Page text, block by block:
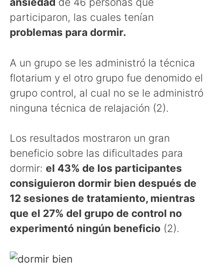
participaron, las cuales tenían
problemas para dormir.
A un grupo se les administró la técnica
flotarium y el otro grupo fue denomido el
grupo control, al cual no se le administró
ninguna técnica de relajación (2).
Los resultados mostraron un gran
beneficio sobre las dificultades para
dormir: el 43% de los participantes
consiguieron dormir bien después de
12 sesiones de tratamiento, mientras
que el 27% del grupo de control no
experimentó ningún beneficio (2).